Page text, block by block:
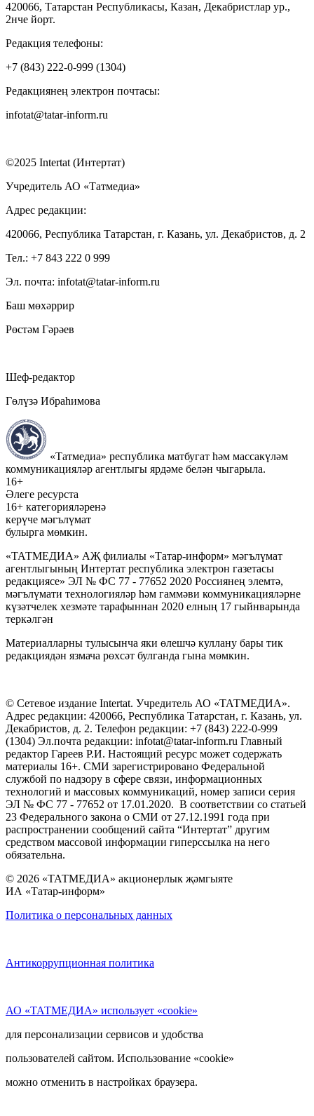
420066, Татарстан Республикасы, Казан, Декабристлар ур.,
2нче йорт.
Редакция телефоны:
+7 (843) 222-0-999 (1304)
Редакциянең электрон почтасы:
infotat@tatar-inform.ru
©2025 Intertat (Интертат)
Учредитель АО «Татмедиа»
Адрес редакции:
420066, Республика Татарстан, г. Казань, ул. Декабристов, д. 2
Тел.: +7 843 222 0 999
Эл. почта: infotat@tatar-inform.ru
Баш мөхәррир
Рөстәм Гәрәев
Шеф-редактор
Гөлүзә Ибраһимова
«Татмедиа» республика матбугат һәм массакүләм
коммуникацияләр агентлыгы ярдәме белән чыгарыла.
16+
Әлеге ресурста
16+ категорияләренә
керүче мәгълүмат
булырга мөмкин.
«ТАТМЕДИА» АҖ филиалы «Татар-информ» мәгълүмат
агентлыгының Интертат республика электрон газетасы
редакциясе» ЭЛ № ФС 77 - 77652 2020 Россиянең элемтә,
мәгълүмати технологияләр һәм гаммәви коммуникацияләрне
күзәтчелек хезмәте тарафыннан 2020 елның 17 гыйнварында
теркәлгән
Материалларны тулысынча яки өлешчә куллану бары тик
редакциядән язмача рөхсәт булганда гына мөмкин.
© Сетевое издание Intertat. Учредитель АО «ТАТМЕДИА».
Адрес редакции: 420066, Республика Татарстан, г. Казань, ул.
Декабристов, д. 2. Телефон редакции: +7 (843) 222-0-999
(1304) Эл.почта редакции: infotat@tatar-inform.ru Главный
редактор Гареев Р.И. Настоящий ресурс может содержать
материалы 16+. СМИ зарегистрировано Федеральной
службой по надзору в сфере связи, информационных
технологий и массовых коммуникаций, номер записи серия
ЭЛ № ФС 77 - 77652 от 17.01.2020. В соответствии со статьей
23 Федерального закона о СМИ от 27.12.1991 года при
распространении сообщений сайта “Интертат” другим
средством массовой информации гиперссылка на него
обязательна.
© 2026 «ТАТМЕДИА» акционерлык җәмгыяте
ИА «Татар-информ»
Политика о персональных данных
Антикоррупционная политика
АО «ТАТМЕДИА» использует «cookie»
для персонализации сервисов и удобства
пользователей сайтом. Использование «cookie»
можно отменить в настройках браузера.